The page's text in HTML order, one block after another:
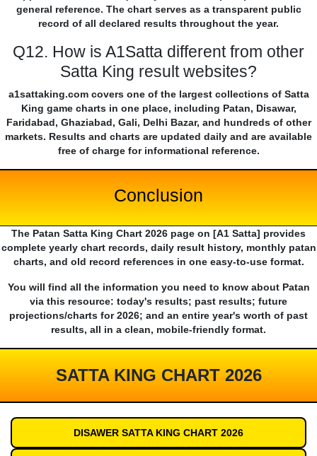
general reference. The chart serves as a transparent public
record of all declared results throughout the year.
Q12. How is A1Satta different from other
Satta King result websites?
a1sattaking.com covers one of the largest collections of Satta
King game charts in one place, including Patan, Disawar,
Faridabad, Ghaziabad, Gali, Delhi Bazar, and hundreds of other
markets. Results and charts are updated daily and are available
free of charge for informational reference.
Conclusion
The Patan Satta King Chart 2026 page on [A1 Satta] provides
complete yearly chart records, daily result history, monthly patan
charts, and old record references in one easy-to-use format.
You will find all the information you need to know about Patan
via this resource: today's results; past results; future
projections/charts for 2026; and an entire year's worth of past
results, all in a clean, mobile-friendly format.
SATTA KING CHART 2026
DISAWER SATTA KING CHART 2026